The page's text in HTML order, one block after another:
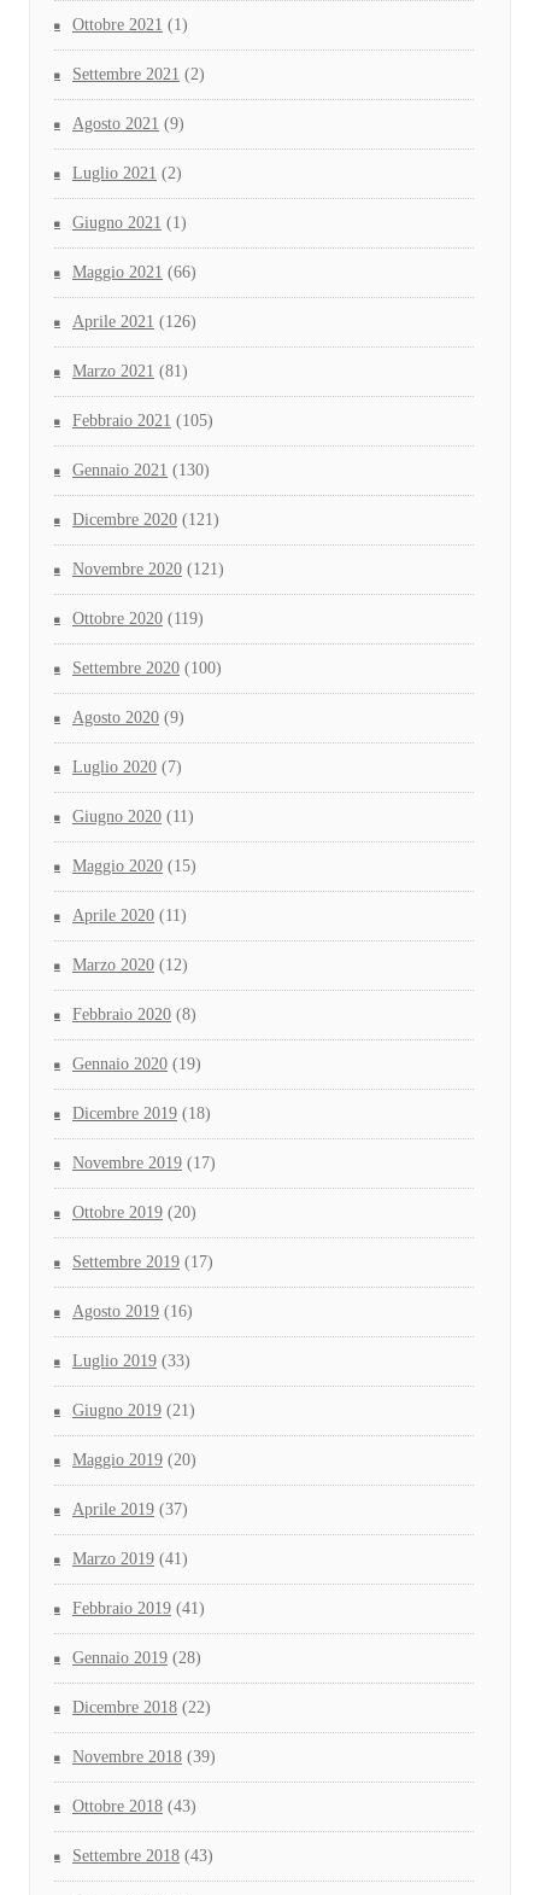
Ottobre 2021 (1)
Settembre 2021 (2)
Agosto 2021 (9)
Luglio 2021 (2)
Giugno 2021 (1)
Maggio 2021 (66)
Aprile 2021 (126)
Marzo 2021 (81)
Febbraio 2021 (105)
Gennaio 2021 (130)
Dicembre 2020 (121)
Novembre 2020 (121)
Ottobre 2020 (119)
Settembre 2020 (100)
Agosto 2020 (9)
Luglio 2020 (7)
Giugno 2020 (11)
Maggio 2020 (15)
Aprile 2020 (11)
Marzo 2020 (12)
Febbraio 2020 (8)
Gennaio 2020 (19)
Dicembre 2019 (18)
Novembre 2019 (17)
Ottobre 2019 (20)
Settembre 2019 (17)
Agosto 2019 (16)
Luglio 2019 (33)
Giugno 2019 (21)
Maggio 2019 (20)
Aprile 2019 (37)
Marzo 2019 (41)
Febbraio 2019 (41)
Gennaio 2019 (28)
Dicembre 2018 (22)
Novembre 2018 (39)
Ottobre 2018 (43)
Settembre 2018 (43)